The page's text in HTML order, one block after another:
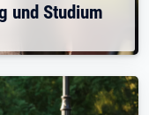
und Studium